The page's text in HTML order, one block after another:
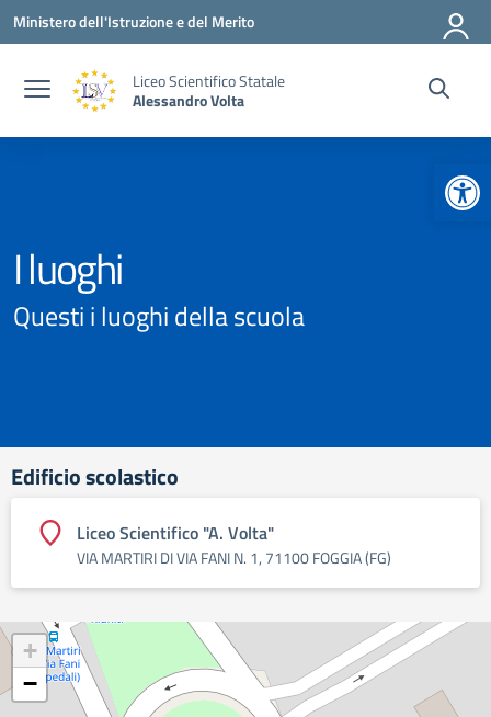
Vai ai contenuti
Vai al menu di navigazione
Vai al footer
Ministero dell'Istruzione e del Merito
Liceo Scientifico Statale
Alessandro Volta
I luoghi
Questi i luoghi della scuola
Edificio scolastico
Liceo Scientifico "A. Volta"
VIA MARTIRI DI VIA FANI N. 1, 71100 FOGGIA (FG)
+
−